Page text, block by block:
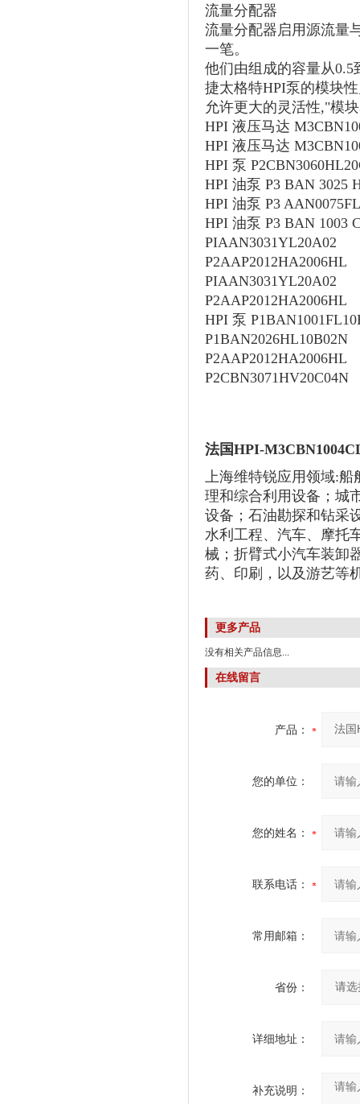
流量分配器
流量分配器启用源流量
一笔。
他们由组成的容量从0.5
捷太格特HPI泵的模块
允许更大的灵活性,"模
HPI 液压马达
HPI 液压马达
HPI 泵
HPI 油泵 P3 BAN 3025
HPI 油泵 P3
HPI 油泵 P3 BAN 1003
PIAAN3031YL20A02
P2AAP2012HA2006HL
PIAAN3031YL20A02
P2AAP2012HA2006HL
HPI 泵
P1BAN2026HL10B02N
P2AAP2012HA2006HL
P2CBN3071HV20C04N
法国HPI-
上海维特锐应用领域:船
理和综合利用设备；城
设备；石油勘探和钻采
水利工程、汽车、摩托
械；折臂式小汽车装卸
药、印刷，以及游艺等
更多产品
没有相关产品信息...
在线留言
产品：
您的单位：
您的姓名：
联系电话：
常用邮箱：
省份：
详细地址：
补充说明：